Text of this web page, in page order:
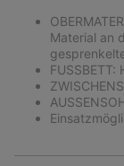
Material an